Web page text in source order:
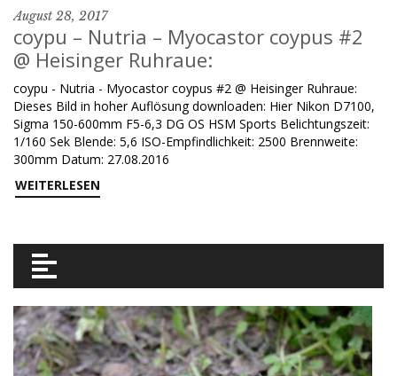
August 28, 2017
coypu – Nutria – Myocastor coypus #2
@ Heisinger Ruhraue:
coypu - Nutria - Myocastor coypus #2 @ Heisinger Ruhraue:
Dieses Bild in hoher Auflösung downloaden: Hier Nikon D7100,
Sigma 150-600mm F5-6,3 DG OS HSM Sports Belichtungszeit:
1/160 Sek Blende: 5,6 ISO-Empfindlichkeit: 2500 Brennweite:
300mm Datum: 27.08.2016
WEITERLESEN